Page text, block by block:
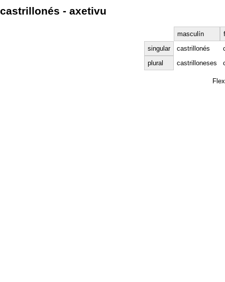
castrillonés - axetivu
masculín
singular
castrillonés
plural
castrilloneses